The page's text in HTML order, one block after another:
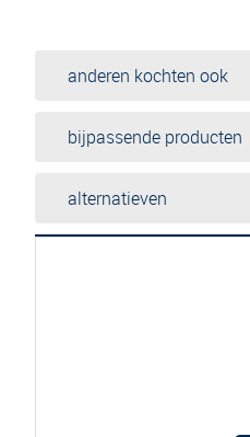
anderen kochten ook
bijpassende producten
alternatieven